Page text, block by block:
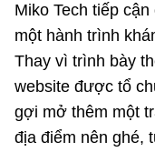
Miko Tech tiếp
một hành trình
Thay vì trình bày
website được tổ
gợi mở thêm một
địa điểm nên ghé,